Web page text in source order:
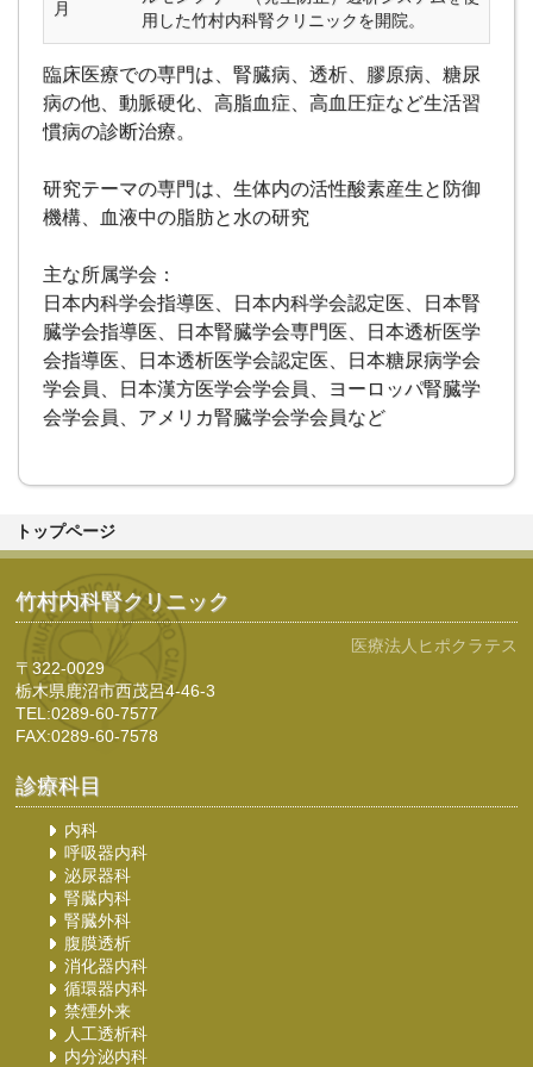
月
用した竹村内科腎クリニックを開院。
臨床医療での専門は、腎臓病、透析、膠原病、糖尿
病の他、動脈硬化、高脂血症、高血圧症など生活習
慣病の診断治療。
研究テーマの専門は、生体内の活性酸素産生と防御
機構、血液中の脂肪と水の研究
主な所属学会：
日本内科学会指導医、日本内科学会認定医、日本腎
臓学会指導医、日本腎臓学会専門医、日本透析医学
会指導医、日本透析医学会認定医、日本糖尿病学会
学会員、日本漢方医学会学会員、ヨーロッパ腎臓学
会学会員、アメリカ腎臓学会学会員など
トップページ
竹村内科腎クリニック
医療法人ヒポクラテス
〒322-0029
栃木県鹿沼市西茂呂4-46-3
TEL:0289-60-7577
FAX:0289-60-7578
診療科目
内科
呼吸器内科
泌尿器科
腎臓内科
腎臓外科
腹膜透析
消化器内科
循環器内科
禁煙外来
人工透析科
内分泌内科